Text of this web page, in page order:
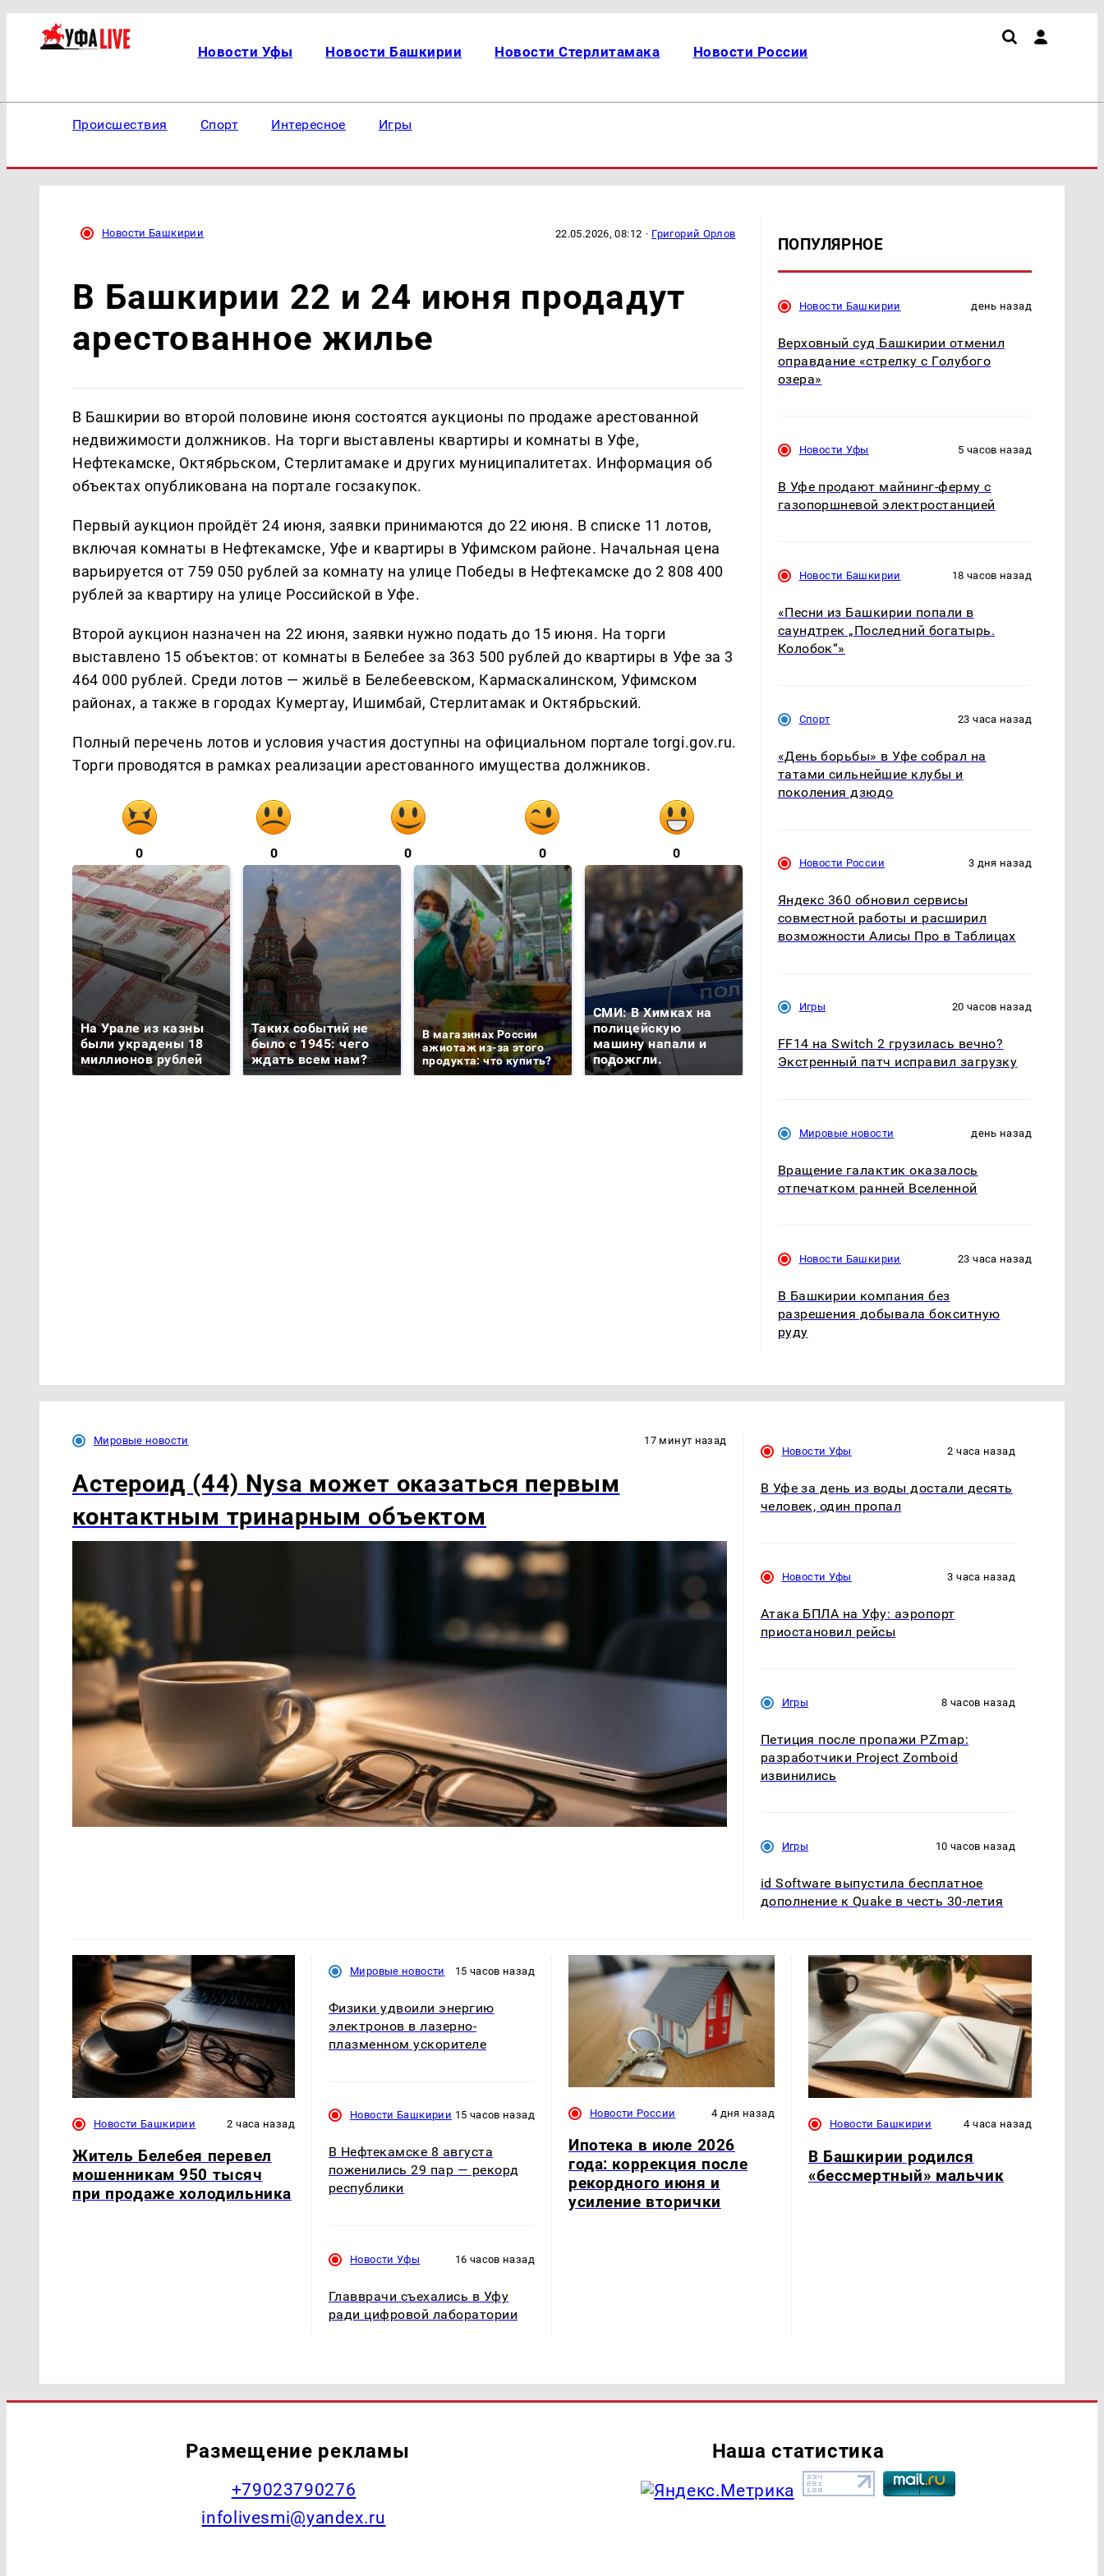
Новости Уфы Новости Башкирии Новости Стерлитамака Новости России
Происшествия Спорт Интересное Игры
Новости Башкирии 22.05.2026, 08:12 · Григорий Орлов
В Башкирии 22 и 24 июня продадут
арестованное жилье
В Башкирии во второй половине июня состоятся аукционы по продаже арестованной
недвижимости должников. На торги выставлены квартиры и комнаты в Уфе,
Нефтекамске, Октябрьском, Стерлитамаке и других муниципалитетах. Информация об
объектах опубликована на портале госзакупок.
Первый аукцион пройдёт 24 июня, заявки принимаются до 22 июня. В списке 11 лотов,
включая комнаты в Нефтекамске, Уфе и квартиры в Уфимском районе. Начальная цена
варьируется от 759 050 рублей за комнату на улице Победы в Нефтекамске до 2 808 400
рублей за квартиру на улице Российской в Уфе.
Второй аукцион назначен на 22 июня, заявки нужно подать до 15 июня. На торги
выставлено 15 объектов: от комнаты в Белебее за 363 500 рублей до квартиры в Уфе за 3
464 000 рублей. Среди лотов — жильё в Белебеевском, Кармаскалинском, Уфимском
районах, а также в городах Кумертау, Ишимбай, Стерлитамак и Октябрьский.
Полный перечень лотов и условия участия доступны на официальном портале torgi.gov.ru.
Торги проводятся в рамках реализации арестованного имущества должников.
0 0 0 0 0
На Урале из казны
были украдены 18
миллионов рублей
Таких событий не
было с 1945: чего
ждать всем нам?
В магазинах России
ажиотаж из-за этого
продукта: что купить?
СМИ: В Химках на
полицейскую
машину напали и
подожгли.
президентов США и
России: Европа?
крушение вертолета на
Кавказе: смотреть
ПОПУЛЯРНОЕ
Новости Башкирии день назад
Верховный суд Башкирии отменил
оправдание «стрелку с Голубого
озера»
Новости Уфы 5 часов назад
В Уфе продают майнинг-ферму с
газопоршневой электростанцией
Новости Башкирии 18 часов назад
«Песни из Башкирии попали в
саундтрек „Последний богатырь.
Колобок“»
Спорт 23 часа назад
«День борьбы» в Уфе собрал на
татами сильнейшие клубы и
поколения дзюдо
Новости России 3 дня назад
Яндекс 360 обновил сервисы
совместной работы и расширил
возможности Алисы Про в Таблицах
Игры 20 часов назад
FF14 на Switch 2 грузилась вечно?
Экстренный патч исправил загрузку
Мировые новости день назад
Вращение галактик оказалось
отпечатком ранней Вселенной
Новости Башкирии 23 часа назад
В Башкирии компания без
разрешения добывала бокситную
руду
Мировые новости 17 минут назад
Астероид (44) Nysa может оказаться первым
контактным тринарным объектом
Новости Уфы 2 часа назад
В Уфе за день из воды достали десять
человек, один пропал
Новости Уфы 3 часа назад
Атака БПЛА на Уфу: аэропорт
приостановил рейсы
Игры 8 часов назад
Петиция после пропажи PZmap:
разработчики Project Zomboid
извинились
Игры 10 часов назад
id Software выпустила бесплатное
дополнение к Quake в честь 30-летия
Новости Башкирии 2 часа назад
Житель Белебея перевел
мошенникам 950 тысяч
при продаже холодильника
Мировые новости 15 часов назад
Физики удвоили энергию
электронов в лазерно-
плазменном ускорителе
Новости Башкирии 15 часов назад
В Нефтекамске 8 августа
поженились 29 пар — рекорд
республики
Новости Уфы 16 часов назад
Главврачи съехались в Уфу
ради цифровой лаборатории
Новости России 4 дня назад
Ипотека в июле 2026
года: коррекция после
рекордного июня и
усиление вторички
Новости Башкирии 4 часа назад
В Башкирии родился
«бессмертный» мальчик
Размещение рекламы
+79023790276
infolivesmi@yandex.ru
Наша статистика